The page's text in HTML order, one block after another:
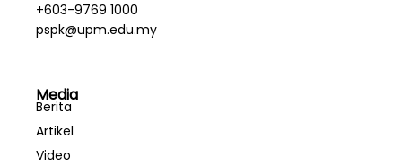
+603-9769 1000
pspk@upm.edu.my
Media
Berita
Artikel
Video